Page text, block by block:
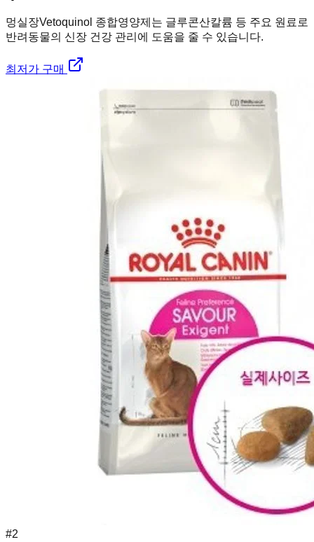
멍실장Vetoquinol 종합영양제는 글루콘산칼륨 등 주요 원료로
반려동물의 신장 건강 관리에 도움을 줄 수 있습니다.
최저가 구매
#2